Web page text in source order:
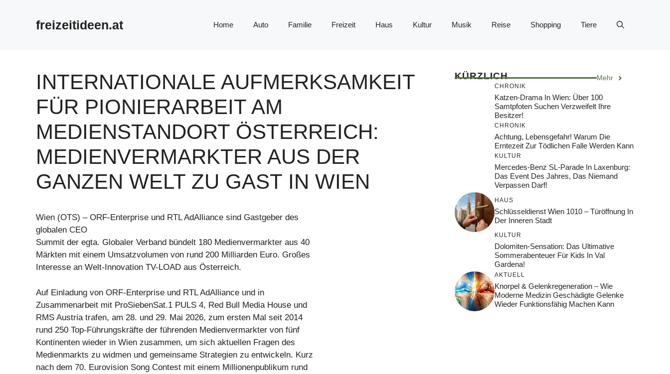
freizeitideen.at Home Auto Familie Freizeit Haus Kultur Musik Reise Shopping Tiere
INTERNATIONALE AUFMERKSAMKEIT
FÜR PIONIERARBEIT AM
MEDIENSTANDORT ÖSTERREICH:
MEDIENVERMARKTER AUS DER
GANZEN WELT ZU GAST IN WIEN
Wien (OTS) – ORF-Enterprise und RTL AdAlliance sind Gastgeber des
globalen CEO
Summit der egta. Globaler Verband bündelt 180 Medienvermarkter aus 40
Märkten mit einem Umsatzvolumen von rund 200 Milliarden Euro. Großes
Interesse an Welt-Innovation TV-LOAD aus Österreich.
Auf Einladung von ORF-Enterprise und RTL AdAlliance und in
Zusammenarbeit mit ProSiebenSat.1 PULS 4, Red Bull Media House und
RMS Austria trafen, am 28. und 29. Mai 2026, zum ersten Mal seit 2014
rund 250 Top-Führungskräfte der führenden Medienvermarkter von fünf
Kontinenten wieder in Wien zusammen, um sich aktuellen Fragen des
Medienmarkts zu widmen und gemeinsame Strategien zu entwickeln. Kurz
nach dem 70. Eurovision Song Contest mit einem Millionenpublikum rund
KÜRZLICH Mehr
CHRONIK
Katzen-Drama In Wien: Über 100
Samtpfoten Suchen Verzweifelt Ihre
Besitzer!
CHRONIK
Achtung, Lebensgefahr! Warum Die
Erntezeit Zur Tödlichen Falle Werden Kann
KULTUR
Mercedes-Benz SL-Parade In Laxenburg:
Das Event Des Jahres, Das Niemand
Verpassen Darf!
HAUS
Schlüsseldienst Wien 1010 – Türöffnung In
Der Inneren Stadt
KULTUR
Dolomiten-Sensation: Das Ultimative
Sommerabenteuer Für Kids In Val
Gardena!
AKTUELL
Knorpel & Gelenkregeneration – Wie
Moderne Medizin Geschädigte Gelenke
Wieder Funktionsfähig Machen Kann